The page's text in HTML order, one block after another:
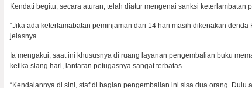
Kendati begitu, secara aturan, telah diatur mengenai sanksi keterlambatan
“Jika ada keterlamabatan peminjaman dari 14 hari masih dikenakan denda
jelasnya.
Ia mengakui, saat ini khususnya di ruang layanan pengembalian buku
ketika siang hari, lantaran petugasnya sangat terbatas.
“Kendalannya di sini, staf di bagian pengembalian ini sisa dua orang. Dulu